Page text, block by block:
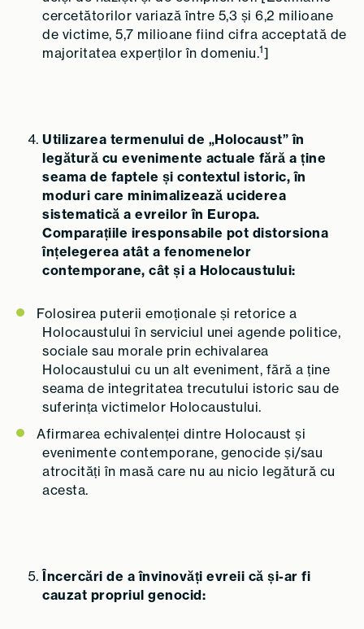
cercetătorilor variază între 5,3 și 6,2 milioane
de victime, 5,7 milioane fiind cifra acceptată de
majoritatea experților în domeniu.1]
Utilizarea termenului de „Holocaust” în
legătură cu evenimente actuale fără a ține
seama de faptele și contextul istoric, în
moduri care minimalizează uciderea
sistematică a evreilor în Europa.
Comparațiile iresponsabile pot distorsiona
înțelegerea atât a fenomenelor
contemporane, cât și a Holocaustului:
Folosirea puterii emoționale și retorice a
Holocaustului în serviciul unei agende politice,
sociale sau morale prin echivalarea
Holocaustului cu un alt eveniment, fără a ține
seama de integritatea trecutului istoric sau de
suferința victimelor Holocaustului.
Afirmarea echivalenței dintre Holocaust și
evenimente contemporane, genocide și/sau
atrocități în masă care nu au nicio legătură cu
acesta.
Încercări de a învinovăți evreii că și-ar fi
cauzat propriul genocid: